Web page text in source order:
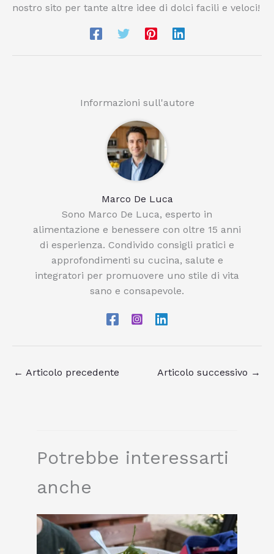
nostro sito per tante altre idee di dolci facili e veloci!
Informazioni sull'autore
Marco De Luca
Sono Marco De Luca, esperto in
alimentazione e benessere con oltre 15 anni
di esperienza. Condivido consigli pratici e
approfondimenti su cucina, salute e
integratori per promuovere uno stile di vita
sano e consapevole.
← Articolo precedente Articolo successivo →
Potrebbe interessarti
anche